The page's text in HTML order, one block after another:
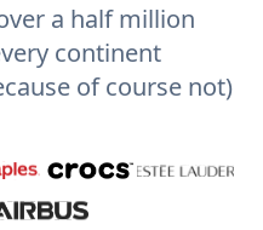
a half million
continent
of course not)